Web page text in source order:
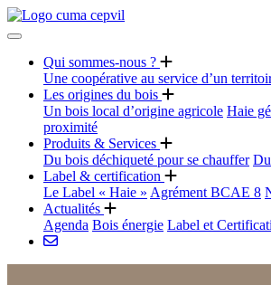
Qui sommes-nous ?
Une coopérative au service d’un
Les origines du bois
Un bois local d’origine agricole Haie
proximité
Produits & Services
Du bois déchiqueté pour se chauffer
Label & certification
Le Label « Haie » Agrément BCAE 8
Actualités
Agenda Bois énergie Label et